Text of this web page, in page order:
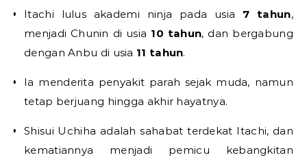
Itachi lulus akademi ninja pada usia 7 tahun,
menjadi Chunin di usia 10 tahun, dan bergabung
dengan Anbu di usia 11 tahun.
Ia menderita penyakit parah sejak muda, namun
tetap berjuang hingga akhir hayatnya.
Shisui Uchiha adalah sahabat terdekat Itachi, dan
kematiannya menjadi pemicu kebangkitan